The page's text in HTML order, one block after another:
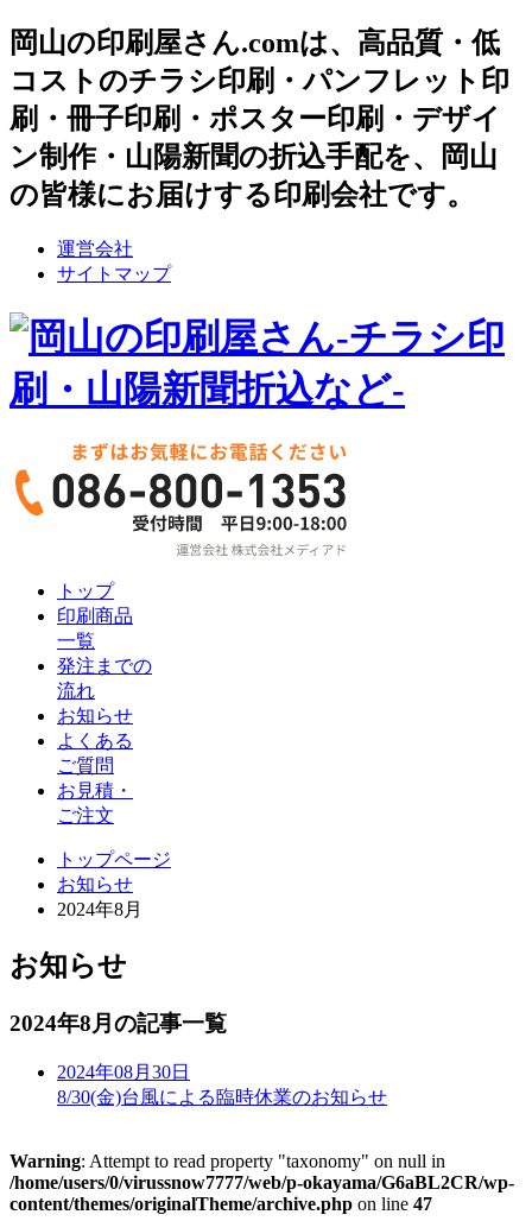
岡山の印刷屋さん.comは、高品質・低
コストのチラシ印刷・パンフレット印
刷・冊子印刷・ポスター印刷・デザイ
ン制作・山陽新聞の折込手配を、岡山
の皆様にお届けする印刷会社です。
運営会社
サイトマップ
トップ
印刷商品
一覧
発注までの
流れ
お知らせ
よくある
ご質問
お見積・
ご注文
トップページ
お知らせ
2024年8月
お知らせ
2024年8月の記事一覧
2024年08月30日
8/30(金)台風による臨時休業のお知らせ
Warning: Attempt to read property "taxonomy" on null in
/home/users/0/virussnow7777/web/p-okayama/G6aBL2CR/wp-
content/themes/originalTheme/archive.php on line 47